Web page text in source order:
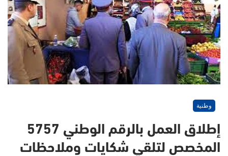
وطنية
إطلاق العمل بالرقم الوطني 5757
المخصص لتلقي شكايات وملاحظات